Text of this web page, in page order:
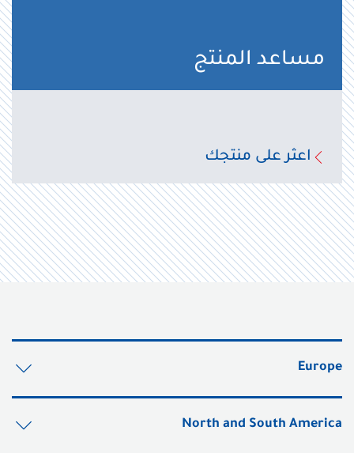
مساعد المنتج
اعثر على منتجك
Europe
North and South America